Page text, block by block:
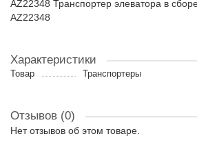
AZ22348 Транспортер элеватора в
AZ22348
Характеристики
Товар Транспортеры
Отзывов (0)
Нет отзывов об этом товаре.